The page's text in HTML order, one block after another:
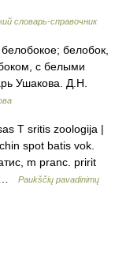
словарь-справочник
белобок,
с белыми
Ушакова. Д.Н.
T sritis zoologija |
spot batis vok.
m pranc. pririt
…
Paukščių pavadinimų